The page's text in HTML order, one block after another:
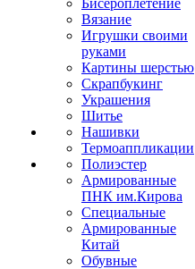
Бисероплетение
Вязание
Игрушки своими
руками
Картины шерстью
Скрапбукинг
Украшения
Шитье
Нашивки
Термоаппликации
Полиэстер
Армированные
ПНК им.Кирова
Специальные
Армированные
Китай
Обувные